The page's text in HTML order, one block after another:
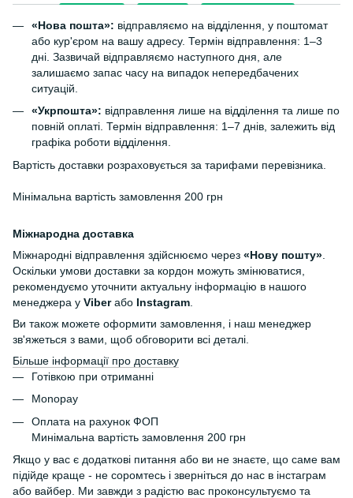
«Нова пошта»: відправляємо на відділення, у поштомат
або кур'єром на вашу адресу. Термін відправлення: 1–3
дні. Зазвичай відправляємо наступного дня, але
залишаємо запас часу на випадок непередбачених
ситуацій.
«Укрпошта»: відправлення лише на відділення та лише по
повній оплаті. Термін відправлення: 1–7 днів, залежить від
графіка роботи відділення.
Вартість доставки розраховується за тарифами перевізника.
Мінімальна вартість замовлення 200 грн
Міжнародна доставка
Міжнародні відправлення здійснюємо через «Нову пошту»
Оскільки умови доставки за кордон можуть змінюватися,
рекомендуємо уточнити актуальну інформацію в нашого
менеджера у Viberабо Instagram
Ви також можете оформити замовлення, і наш менеджер
зв'яжеться з вами, щоб обговорити всі деталі.
Більше інформації про доставку
Готівкою при отриманні
Monopay
Оплата на рахунок ФОП
Минімальна вартість замовлення 200 грн
Якщо у вас є додаткові питання або ви не знаєте, що саме вам
підійде краще - не соромтесь і зверніться до нас в інстаграм
або вайбер. Ми завжди з радістю вас проконсультуємо та